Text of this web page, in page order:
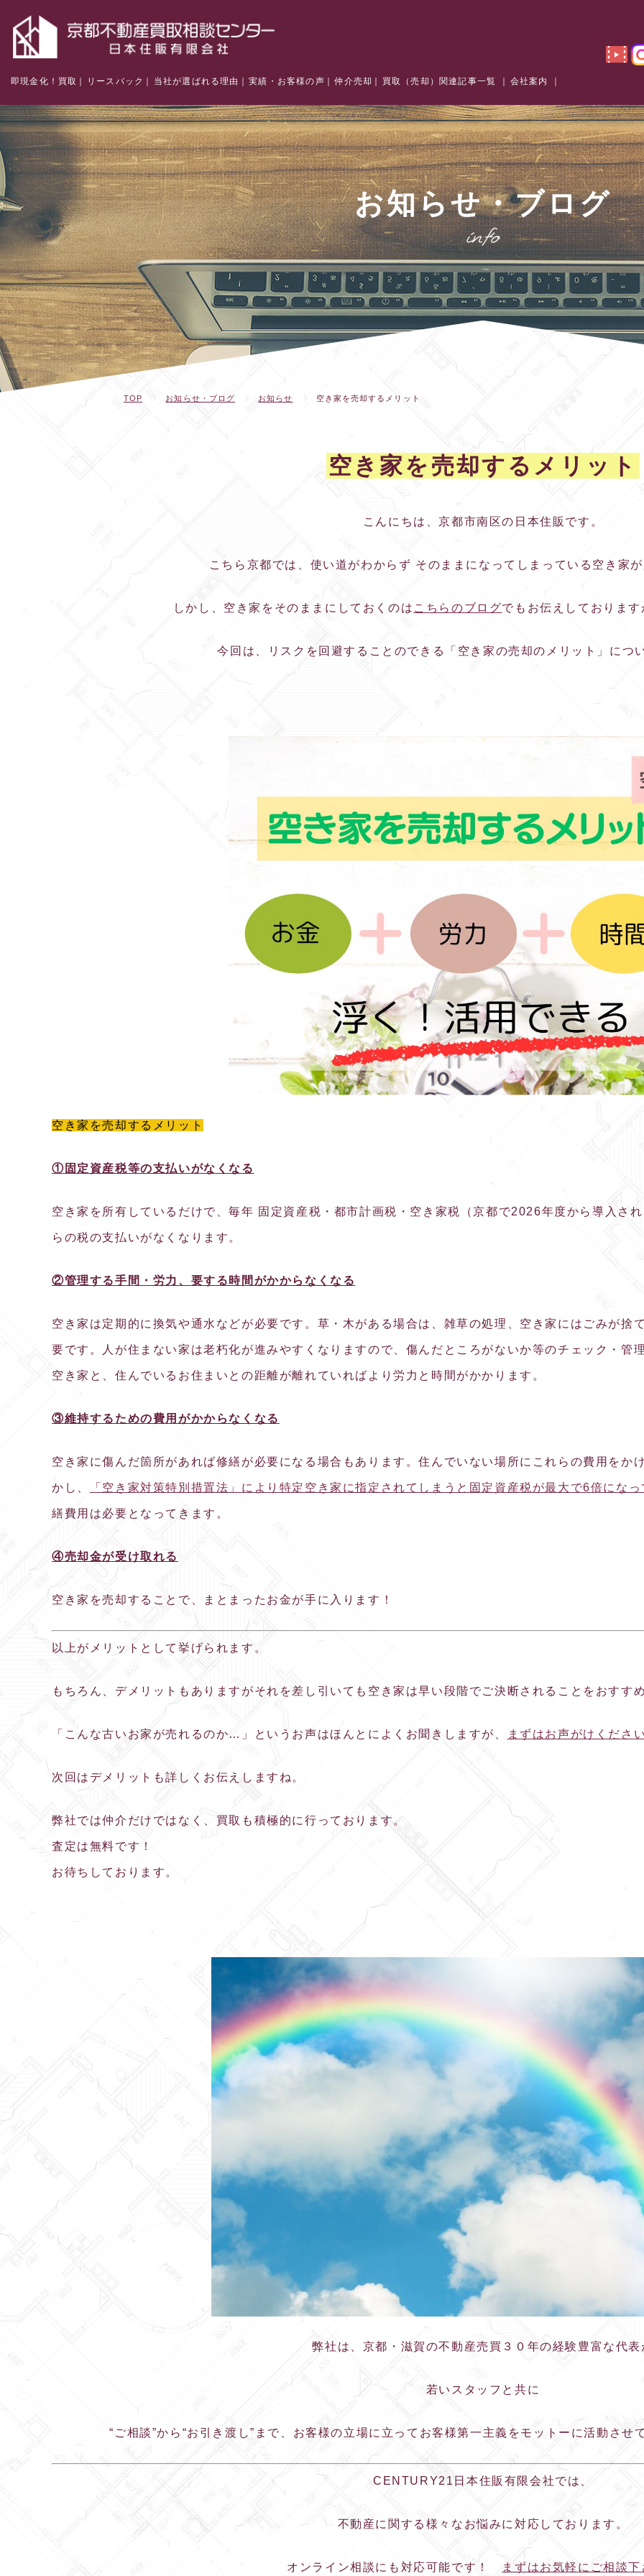
即現金化！買取 リースバック 当社が選ばれる理由 実績・お客様の声 仲介売却 買取（売却）関連記事一覧 会社案内
お知らせ・ブログ
TOP お知らせ・ブログ お知らせ 空き家を売却するメリット
空き家を売却するメリット
こんにちは、京都市南区の日本住販です。
こちら京都では、使い道がわからず そのままになってしまっている空き家が
しかし、空き家をそのままにしておくのは こちらのブログでもお伝えしております
今回は、リスクを回避することのできる「空き家の売却のメリット」につ
空き家を売却するメリット
①固定資産税等の支払いがなくなる
空き家を所有しているだけで、毎年 固定資産税・都市計画税・空き家税（京都で2026年度から導入さ
らの税の支払いがなくなります。
②管理する手間・労力、要する時間がかからなくなる
空き家は定期的に換気や通水などが必要です。草・木がある場合は、雑草の処理、空き家にはごみが捨
要です。人が住まない家は老朽化が進みやすくなりますので、傷んだところがないか等のチェック・管
空き家と、住んでいるお住まいとの距離が離れていればより労力と時間がかかります。
③維持するための費用がかからなくなる
空き家に傷んだ箇所があれば修繕が必要になる場合もあります。住んでいない場所にこれらの費用をか
かし、 「空き家対策特別措置法」により特定空き家に指定されてしまうと固定資産税が最大で6倍にな
繕費用は必要となってきます。
④売却金が受け取れる
空き家を売却することで、まとまったお金が手に入ります！
以上がメリットとして挙げられます。
もちろん、デメリットもありますがそれを差し引いても空き家は早い段階でご決断されることをおすす
「こんな古いお家が売れるのか…」というお声はほんとによくお聞きしますが、 まずはお声がけください
次回はデメリットも詳しくお伝えしますね。
弊社では仲介だけではなく、買取も積極的に行っております。
査定は無料です！
お待ちしております。
弊社は、京都・滋賀の不動産売買３０年の経験豊富な代表
若いスタッフと共に
“ご相談”から“お引き渡し”まで、お客様の立場に立ってお客様第一主義をモットーに活動させ
CENTURY21日本住販有限会社では、
不動産に関する様々なお悩みに対応しております。
オンライン相談にも対応可能です！ まずはお気軽にご相談下